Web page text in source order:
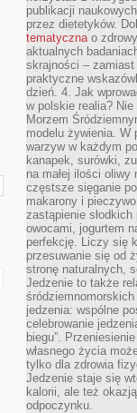
publikacji
przez dietetyków.
tematycznao
aktualnych
skrajności –
praktyczne
dzień. 4. Jak
w polskie realia?
Morzem
modelu żywienia. W
warzyw w każdym
kanapek, surówki,
na małej ilości
częstsze sięganie
makarony i
zastąpienie
owocami, jogurtem
perfekcję. Liczy się
przesuwanie się od
stronę naturalnych,
Jedzenie to także
jedzenia: wspólne
celebrowanie
biegu”.
własnego życia
tylko dla zdrowia
Jedzenie staje się
kalorii, ale też
odpoczynku.